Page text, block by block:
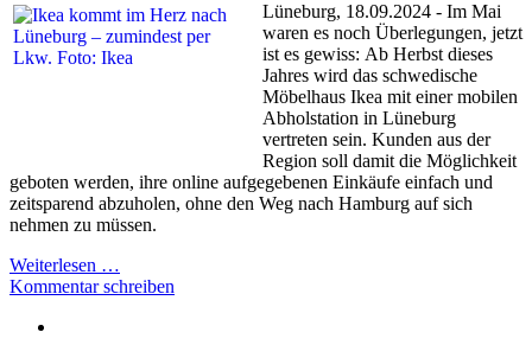
Lüneburg, 18.09.2024 - Im Mai
waren es noch Überlegungen, jetzt
ist es gewiss: Ab Herbst dieses
Jahres wird das schwedische
Möbelhaus Ikea mit einer mobilen
Abholstation in Lüneburg
vertreten sein. Kunden aus der
Region soll damit die Möglichkeit
geboten werden, ihre online aufgegebenen Einkäufe einfach und
zeitsparend abzuholen, ohne den Weg nach Hamburg auf sich
nehmen zu müssen.
Weiterlesen …
Kommentar schreiben